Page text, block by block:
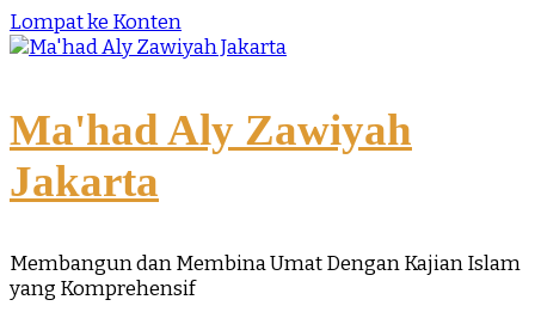
Lompat ke Konten
Ma'had Aly Zawiyah
Jakarta
Membangun dan Membina Umat Dengan Kajian Islam
yang Komprehensif